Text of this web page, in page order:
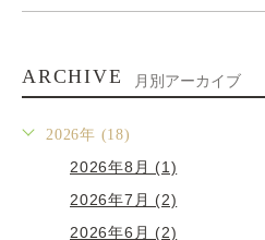
ARCHIVE 月別アーカイブ
2026年 (18)
2026年8月 (1)
2026年7月 (2)
2026年6月 (2)